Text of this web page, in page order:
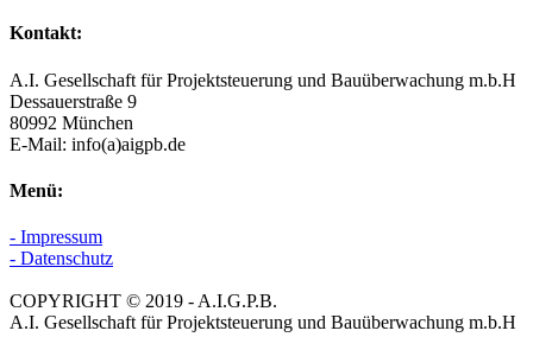
Kontakt:
A.I. Gesellschaft für Projektsteuerung und Bauüberwachung m.b.H
Dessauerstraße 9
80992 München
E-Mail: info(a)aigpb.de
Menü:
- Impressum
- Datenschutz
COPYRIGHT © 2019 - A.I.G.P.B.
A.I. Gesellschaft für Projektsteuerung und Bauüberwachung m.b.H